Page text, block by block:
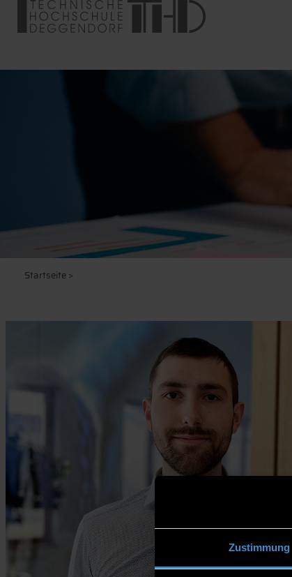
Zustimmung
Startseite>